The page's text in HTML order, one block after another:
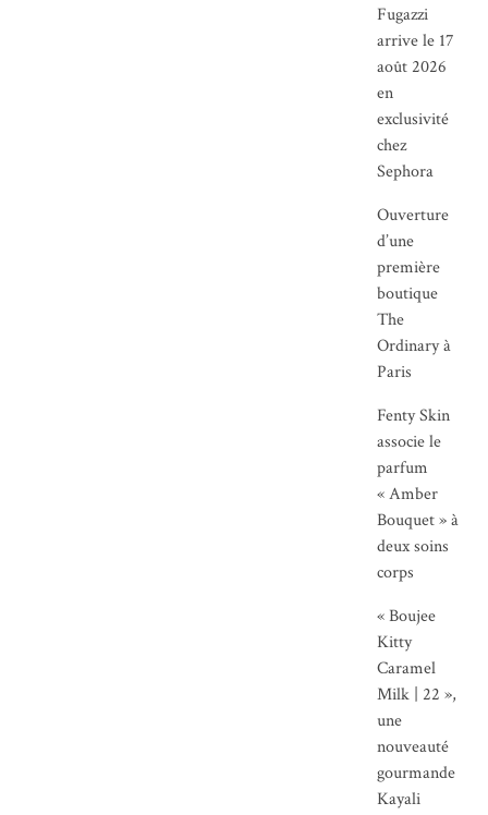
Fugazzi
arrive le 17
août 2026
en
exclusivité
chez
Sephora
Ouverture
d’une
première
boutique
The
Ordinary à
Paris
Fenty Skin
associe le
parfum
« Amber
Bouquet » à
deux soins
corps
« Boujee
Kitty
Caramel
Milk | 22 »,
une
nouveauté
gourmande
Kayali